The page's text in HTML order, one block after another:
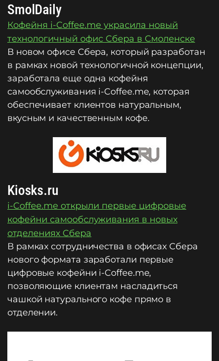
SmolDaily
Кофейня i-Coffee.me украсила новый
технологичный офис Сбера в Смоленске
В новом офисе Сбера, который разработан
в рамках новой технологичной концепции,
заработала еще одна кофейня
самообслуживания i-Coffee.me, которая
обеспечивает клиентов натуральным,
вкусным и качественным кофе.
Kiosks.ru
i-Coffee.me открыли первые цифровые
кофейни самообслуживания в новых
отделениях Сбера
В рамках сотрудничества в офисах Сбера
нового формата заработали первые
цифровые кофейни i-Coffee.me,
позволяющие клиентам насладиться
чашкой натурального кофе прямо в
отделении.